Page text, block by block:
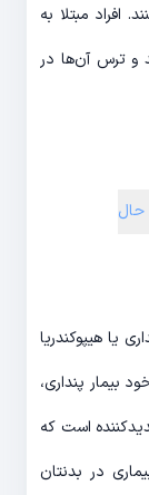
افراد مبتلا به
و ترس آن‌ها در
حال
یا هیپوکندریا
بیمار پنداری،
است که
در بدنتان